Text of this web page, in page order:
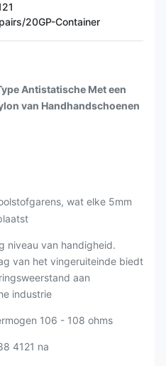
20GP-Container
Antistatische Met een
van Handhandschoenen
wat elke 5mm
niveau van handigheid.
van het vingeruiteinde biedt
aan
industrie
106 - 108 ohms
4121 na